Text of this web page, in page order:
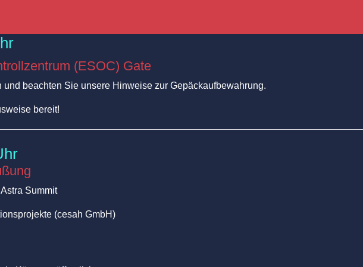
(ESOC) Gate
beachten Sie unsere Hinweise zur Gepäckaufbewahrung.
bereit!
Summit
(cesah GmbH)